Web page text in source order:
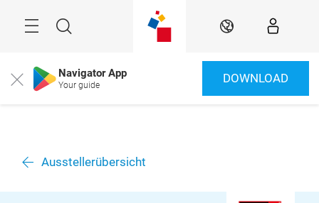
Suche DE
Close Navigator App
Your guide DOWNLOAD
Ausstellerübersicht